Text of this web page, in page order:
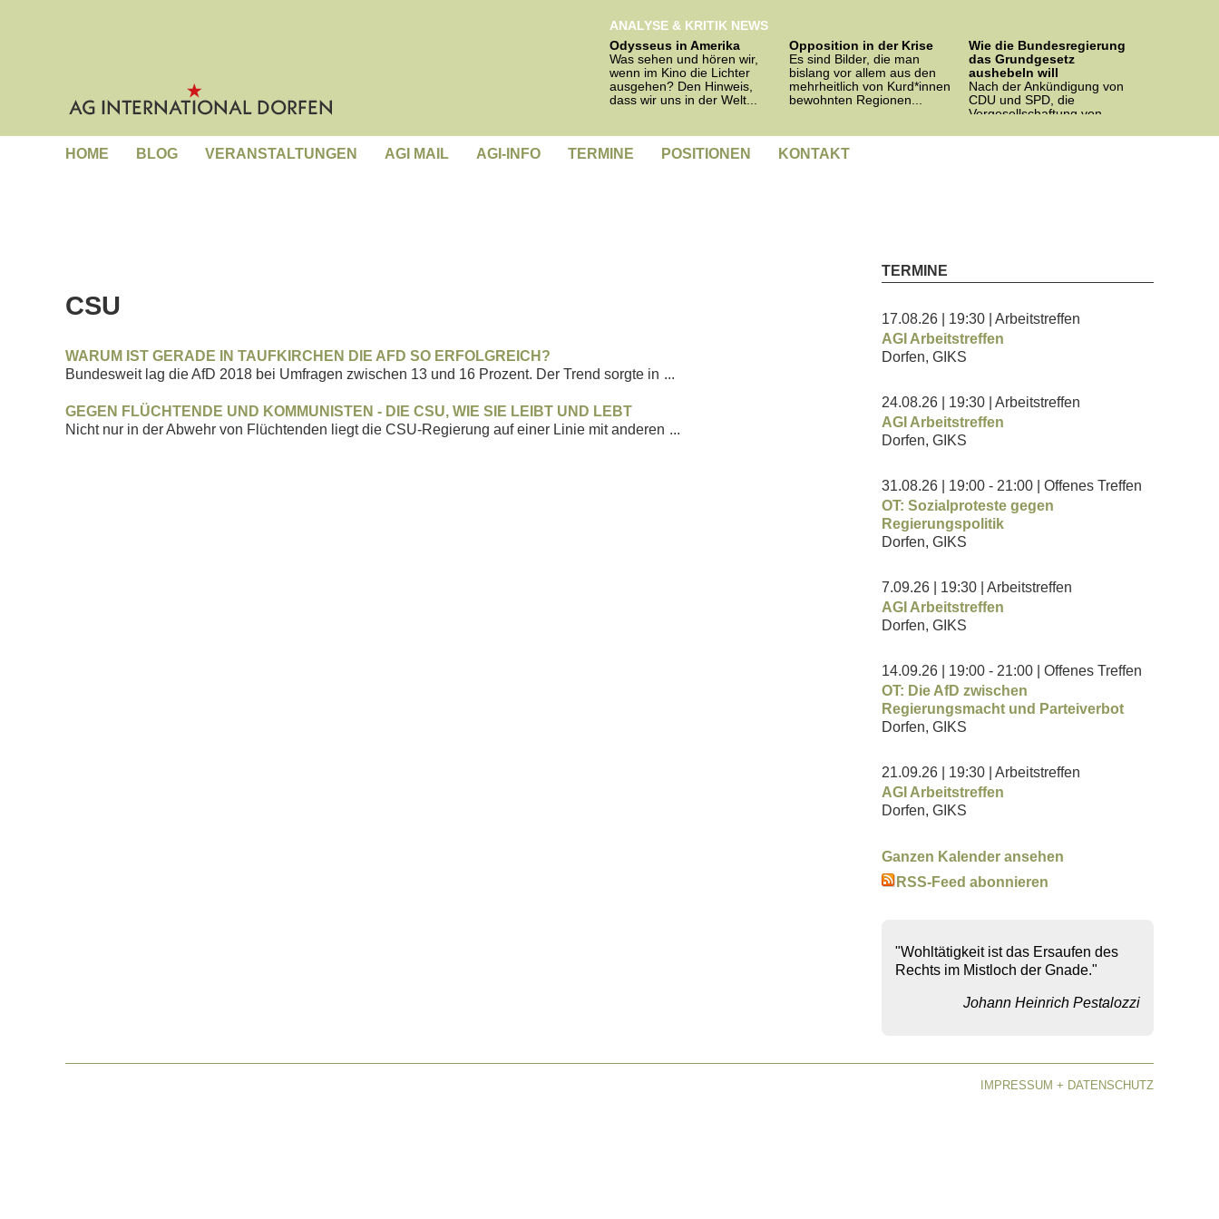
ANALYSE & KRITIK NEWS
Odysseus in Amerika
Was sehen und hören wir,
wenn im Kino die Lichter
ausgehen? Den Hinweis,
dass wir uns in der Welt...
Opposition in der Krise
Es sind Bilder, die man
bislang vor allem aus den
mehrheitlich von Kurd*innen
bewohnten Regionen...
Wie die Bundesregierung
das Grundgesetz
aushebeln will
Nach der Ankündigung von
CDU und SPD, die
Vergesellschaftung von
Bundesebene...
HOME BLOG VERANSTALTUNGEN AGI MAIL AGI-INFO TERMINE POSITIONEN KONTAKT
CSU
WARUM IST GERADE IN TAUFKIRCHEN DIE AFD SO ERFOLGREICH?
Bundesweit lag die AfD 2018 bei Umfragen zwischen 13 und 16 Prozent. Der Trend sorgte in ...
GEGEN FLÜCHTENDE UND KOMMUNISTEN - DIE CSU, WIE SIE LEIBT UND LEBT
Nicht nur in der Abwehr von Flüchtenden liegt die CSU-Regierung auf einer Linie mit anderen ...
TERMINE
17.08.26 | 19:30
| Arbeitstreffen
AGI Arbeitstreffen
Dorfen, GIKS
24.08.26 | 19:30
| Arbeitstreffen
AGI Arbeitstreffen
Dorfen, GIKS
31.08.26 | 19:00 - 21:00
| Offenes Treffen
OT: Sozialproteste gegen
Regierungspolitik
Dorfen, GIKS
7.09.26 | 19:30
| Arbeitstreffen
AGI Arbeitstreffen
Dorfen, GIKS
14.09.26 | 19:00 - 21:00
| Offenes Treffen
OT: Die AfD zwischen
Regierungsmacht und Parteiverbot
Dorfen, GIKS
21.09.26 | 19:30
| Arbeitstreffen
AGI Arbeitstreffen
Dorfen, GIKS
Ganzen Kalender ansehen
RSS-Feed abonnieren
"Wohltätigkeit ist das Ersaufen des
Rechts im Mistloch der Gnade."
Johann Heinrich Pestalozzi
IMPRESSUM + DATENSCHUTZ